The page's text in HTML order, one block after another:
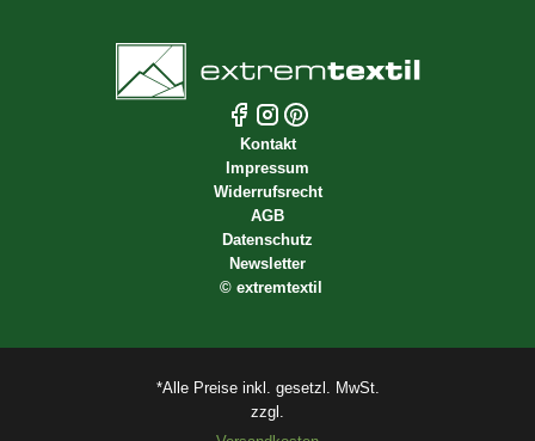
Kontakt
Impressum
Widerrufsrecht
AGB
Datenschutz
Newsletter
© extremtextil
*Alle Preise inkl. gesetzl. MwSt.
zzgl.